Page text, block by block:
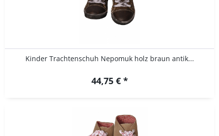
Kinder Trachtenschuh Nepomuk holz braun antik...
44,75 € *